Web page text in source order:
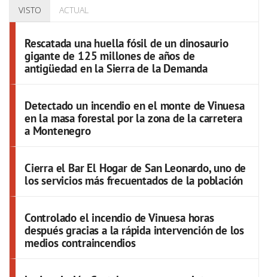
VISTO ACTUAL
Rescatada una huella fósil de un dinosaurio
gigante de 125 millones de años de
antigüedad en la Sierra de la Demanda
Detectado un incendio en el monte de Vinuesa
en la masa forestal por la zona de la carretera
a Montenegro
Cierra el Bar El Hogar de San Leonardo, uno de
los servicios más frecuentados de la población
Controlado el incendio de Vinuesa horas
después gracias a la rápida intervención de los
medios contraincendios